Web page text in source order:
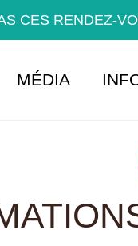
CES RENDEZ-
MÉDIA